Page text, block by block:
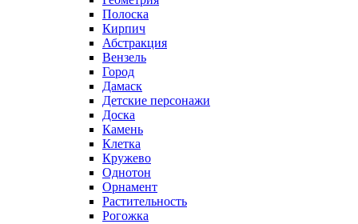
Полоска
Кирпич
Абстракция
Вензель
Город
Дамаск
Детские персонажи
Доска
Камень
Клетка
Кружево
Однотон
Орнамент
Растительность
Рогожка